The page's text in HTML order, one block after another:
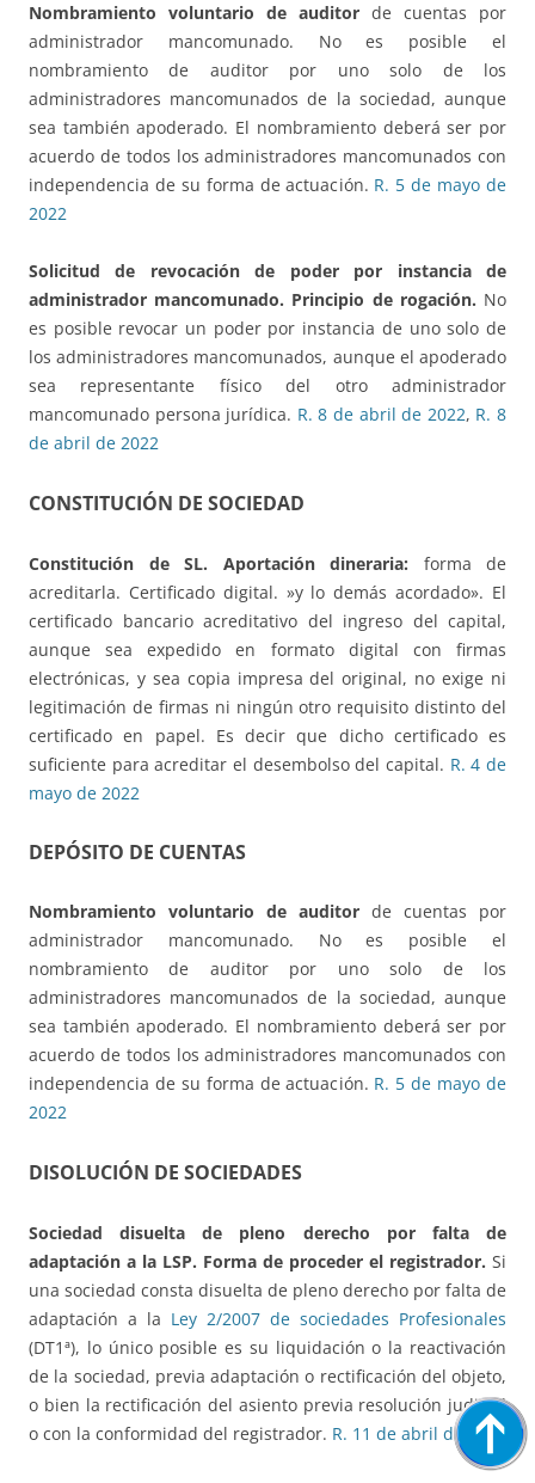
Nombramiento voluntario de auditor de cuentas por
administrador mancomunado. No es posible el
nombramiento de auditor por uno solo de los
administradores mancomunados de la sociedad, aunque
sea también apoderado. El nombramiento deberá ser por
acuerdo de todos los administradores mancomunados con
independencia de su forma de actuación. R. 5 de mayo de
2022
Solicitud de revocación de poder por instancia de
administrador mancomunado. Principio de rogación. No
es posible revocar un poder por instancia de uno solo de
los administradores mancomunados, aunque el apoderado
sea representante físico del otro administrador
mancomunado persona jurídica. R. 8 de abril de 2022, R. 8
de abril de 2022
CONSTITUCIÓN DE SOCIEDAD
Constitución de SL. Aportación dineraria: forma de
acreditarla. Certificado digital. »y lo demás acordado». El
certificado bancario acreditativo del ingreso del capital,
aunque sea expedido en formato digital con firmas
electrónicas, y sea copia impresa del original, no exige ni
legitimación de firmas ni ningún otro requisito distinto del
certificado en papel. Es decir que dicho certificado es
suficiente para acreditar el desembolso del capital. R. 4 de
mayo de 2022
DEPÓSITO DE CUENTAS
Nombramiento voluntario de auditor de cuentas por
administrador mancomunado. No es posible el
nombramiento de auditor por uno solo de los
administradores mancomunados de la sociedad, aunque
sea también apoderado. El nombramiento deberá ser por
acuerdo de todos los administradores mancomunados con
independencia de su forma de actuación. R. 5 de mayo de
2022
DISOLUCIÓN DE SOCIEDADES
Sociedad disuelta de pleno derecho por falta de
adaptación a la LSP. Forma de proceder el registrador. Si
una sociedad consta disuelta de pleno derecho por falta de
adaptación a la Ley 2/2007 de sociedades Profesionales
(DT1ª), lo único posible es su liquidación o la reactivación
de la sociedad, previa adaptación o rectificación del objeto,
o bien la rectificación del asiento previa resolución judicial
o con la conformidad del registrador. R. 11 de abril de 2022